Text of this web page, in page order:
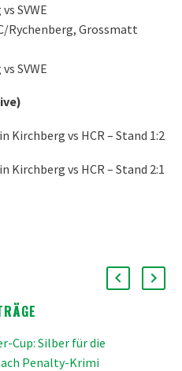
SVWE
Rychenberg, Grossmatt
SVWE
Kirchberg vs HCR – Stand 1:2
Kirchberg vs HCR – Stand 2:1
Cup: Silber für die
Penalty-Krimi